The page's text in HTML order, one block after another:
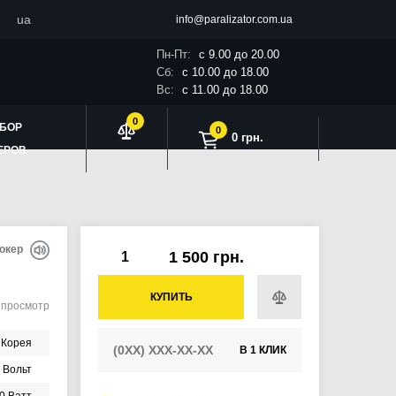
ua info@paralizator.com.ua
Пн-Пт:
с 9.00 до 20.00
Сб:
с 10.00 до 18.00
Вс:
с 11.00 до 18.00
0
0
0 грн.
просмотр
Корея
1 500 грн.
КУПИТЬ
В 1 КЛИК